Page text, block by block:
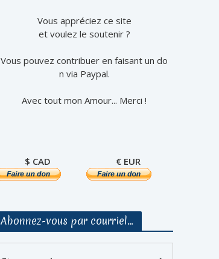
Vous appréciez ce site
et voulez le soutenir ?
Vous pouvez contribuer en faisant un do
n via Paypal.
Avec tout mon Amour... Merci !
$ CAD € EUR
Abonnez-vous par courriel…